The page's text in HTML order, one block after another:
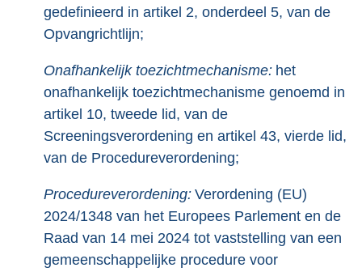
gedefinieerd in artikel 2, onderdeel 5, van de
Opvangrichtlijn;
Onafhankelijk toezichtmechanisme: het
onafhankelijk toezichtmechanisme genoemd in
artikel 10, tweede lid, van de
Screeningsverordening en artikel 43, vierde lid,
van de Procedureverordening;
Procedureverordening: Verordening (EU)
2024/1348 van het Europees Parlement en de
Raad van 14 mei 2024 tot vaststelling van een
gemeenschappelijke procedure voor